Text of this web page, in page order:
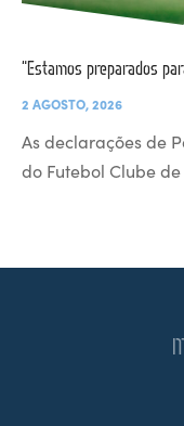
“Estamos preparados
2 AGOSTO, 2026
As declarações de
do Futebol Clube